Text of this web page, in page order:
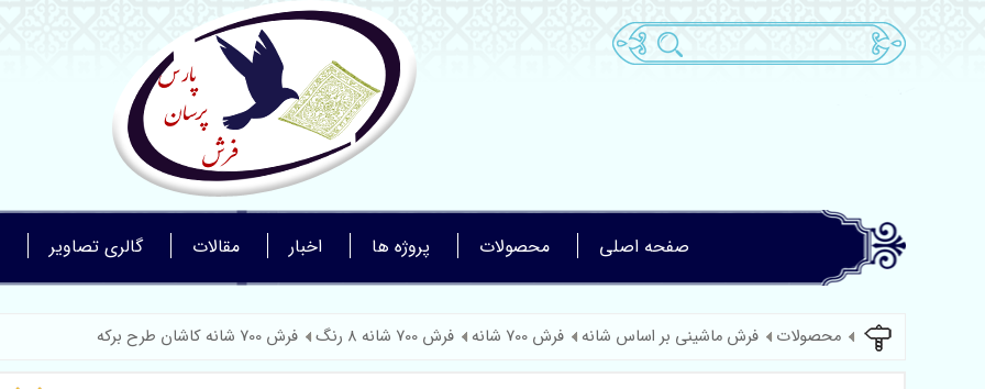
صفحه اصلی محصولات پروژه ها اخبار مقالات گالری تصاویر
محصولات فرش ماشینی بر اساس شانه فرش 700 شانه فرش 700 شانه 8 رنگ فرش 700 شانه کاشان طرح برکه